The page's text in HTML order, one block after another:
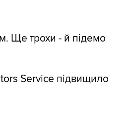
Ще трохи - й підемо
Service підвищило